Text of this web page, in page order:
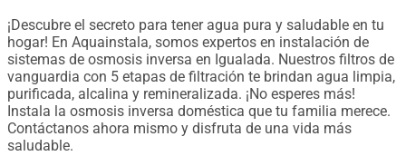
¡Descubre el secreto para tener agua pura y saludable en tu
hogar! En Aquainstala, somos expertos en instalación de
sistemas de osmosis inversa en Igualada. Nuestros filtros de
vanguardia con 5 etapas de filtración te brindan agua limpia,
purificada, alcalina y remineralizada. ¡No esperes más!
Instala la osmosis inversa doméstica que tu familia merece.
Contáctanos ahora mismo y disfruta de una vida más
saludable.